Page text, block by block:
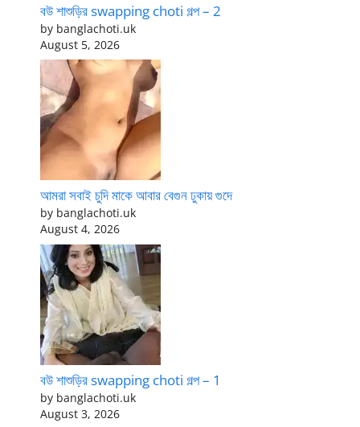
বউ শাশুড়ির swapping choti গল্প – 2
by banglachoti.uk
August 5, 2026
আমরা সবাই চুদি মাকে আবার বেগুন ঢুকায় গুদে
by banglachoti.uk
August 4, 2026
বউ শাশুড়ির swapping choti গল্প – 1
by banglachoti.uk
August 3, 2026